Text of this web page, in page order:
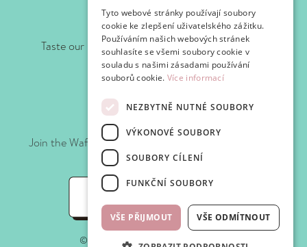
Follow us!
Taste our news as soon as we prepare it for you.
Join WAFClub
Join the Waf-Waf Club and get discounts and special
offers every time you visit.
©2025 Waf-Waf. All rights reserved.
Tyto webové stránky používají soubory
cookie ke zlepšení uživatelského zážitku.
Používáním našich webových stránek
souhlasíte se všemi soubory cookie v
souladu s našimi zásadami používání
souborů cookie. Více informací
NEZBYTNĚ NUTNÉ SOUBORY
VÝKONOVÉ SOUBORY
SOUBORY CÍLENÍ
FUNKČNÍ SOUBORY
VŠE PŘIJMOUT VŠE ODMÍTNOUT